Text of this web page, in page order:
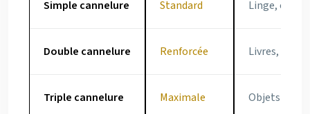
Simple cannelure Standard Linge,
Double cannelure Renforcée Livres,
Triple cannelure Maximale Objets